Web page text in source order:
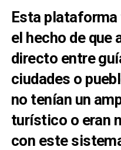
Esta
el hecho de
directo entre
ciudades o
no tenían un
turístico o eran
con este